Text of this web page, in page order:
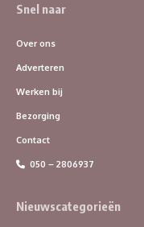
Snel naar
Over ons
Adverteren
Werken bij
Bezorging
Contact
050 – 2806937
Nieuwscategorieën